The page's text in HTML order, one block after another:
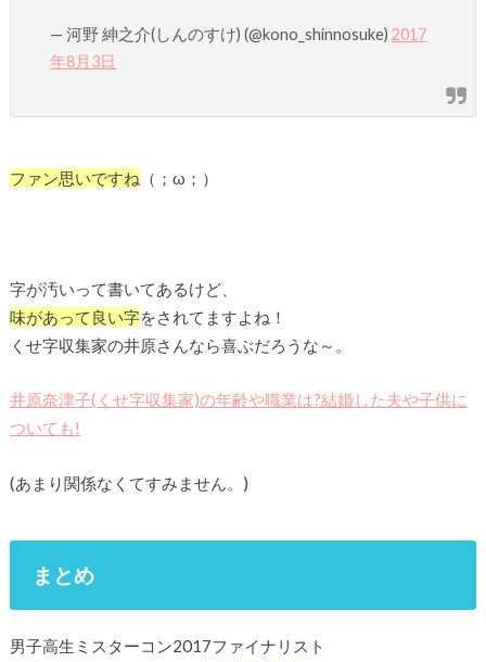
— 河野 紳之介(しんのすけ) (@kono_shinnosuke)2017
年8月3日
ファン思いですね （；ω；）
字が汚いって書いてあるけど、
味があって良い字をされてますよね！
くせ字収集家の井原さんなら喜ぶだろうな～。
井原奈津子(くせ字収集家)の年齢や職業は?結婚した夫や子供に
ついても!
(あまり関係なくてすみません。)
まとめ
男子高生ミスターコン2017ファイナリスト